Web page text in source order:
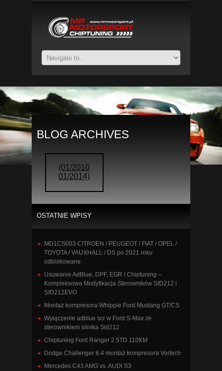
BLOG ARCHIVES
(01/2010
01/2014)
OSTATNIE WPISY
MD1CS003 CITROEN / PEUGEOT / FIAT / OPEL /
TOYOTA / VAUXHALL / DS po 2021 roku
odblokowane
Usuwanie AdBlue, DPF, EGR i Chiptuning –
Kompleksowa Modyfikacja Sterowników SID212 i
SID212EVO
Montaż kompresora Whipple Ford Mustang GT/CS
Wyłączenie adblue scr w Ford S-Max ze
sterownikiem silnika Sid212
Chiptuning Ford Ranger 2.5TD 110KM
Dodge Challenger 6.4 montaż kompresora Vortech
Mercedes C43 AMG vs. AUDI S3